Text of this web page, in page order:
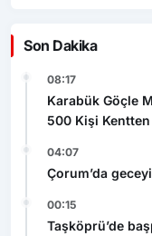
Son Dakika
08:17
Karabük Göçle
500 Kişi Kentten
04:07
Çorum’da
00:15
Taşköprü’de